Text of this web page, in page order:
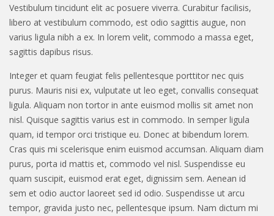
Vestibulum tincidunt elit ac posuere viverra. Curabitur facilisis,
libero at vestibulum commodo, est odio sagittis augue, non
varius ligula nibh a ex. In lorem velit, commodo a massa eget,
sagittis dapibus risus.
Integer et quam feugiat felis pellentesque porttitor nec quis
purus. Mauris nisi ex, vulputate ut leo eget, convallis consequat
ligula. Aliquam non tortor in ante euismod mollis sit amet non
nisl. Quisque sagittis varius est in commodo. In semper ligula
quam, id tempor orci tristique eu. Donec at bibendum lorem.
Cras quis mi scelerisque enim euismod accumsan. Aliquam diam
purus, porta id mattis et, commodo vel nisl. Suspendisse eu
quam suscipit, euismod erat eget, dignissim sem. Aenean id
sem et odio auctor laoreet sed id odio. Suspendisse ut arcu
tempor, gravida justo nec, pellentesque ipsum. Nam dictum mi